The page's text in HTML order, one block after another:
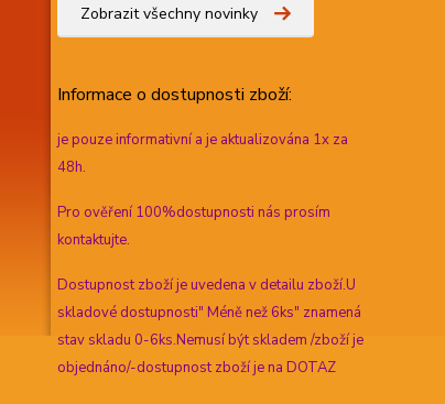
Zobrazit všechny novinky
Informace o dostupnosti zboží:
je pouze informativní a je aktualizována 1x za
48h.
Pro ověření 100%dostupnosti nás prosím
kontaktujte.
Dostupnost zboží je uvedena v detailu zboží.U
skladové dostupnosti" Méně než 6ks" znamená
stav skladu 0-6ks.Nemusí být skladem /zboží je
objednáno/-dostupnost zboží je na DOTAZ